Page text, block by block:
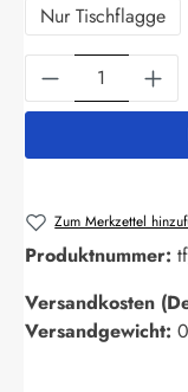
Nur Tischflagge
Produkt
Zum Merkzettel
Produktnummer:
Versandkosten
Versandgewicht: